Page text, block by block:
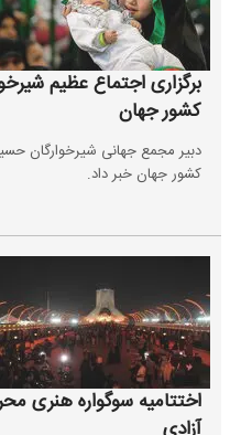
کشور جهان
کشور جهان خبر داد.
اختتامیه سوگواره هنری